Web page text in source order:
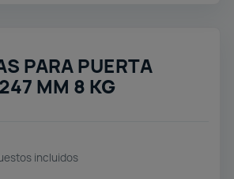
PARA PUERTA
MM 8 KG
incluidos